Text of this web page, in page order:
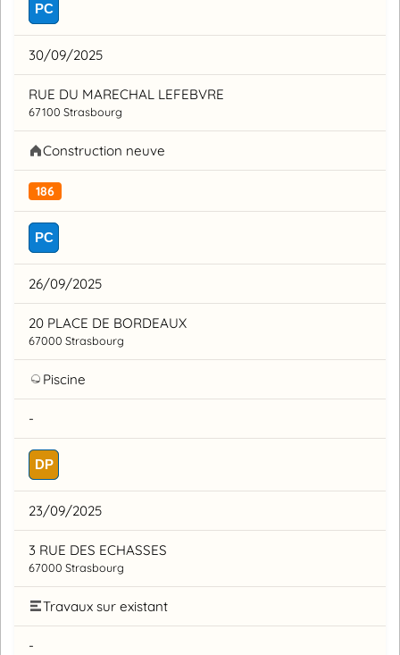
PC
30/09/2025
RUE DU MARECHAL LEFEBVRE
67100 Strasbourg
Construction neuve
186
PC
26/09/2025
20 PLACE DE BORDEAUX
67000 Strasbourg
Piscine
-
DP
23/09/2025
3 RUE DES ECHASSES
67000 Strasbourg
Travaux sur existant
-